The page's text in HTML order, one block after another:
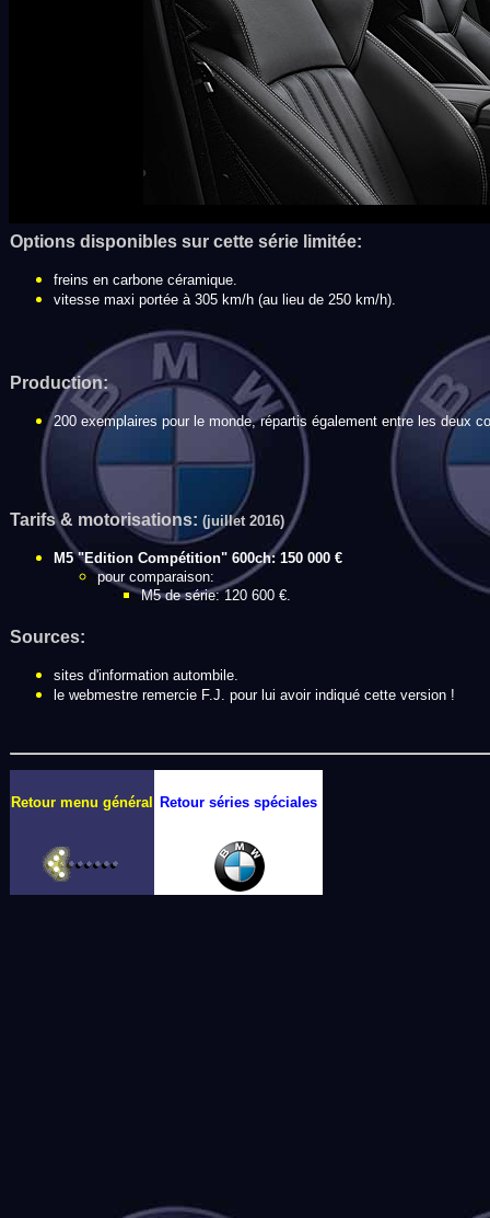
Options disponibles sur cette série limitée:
freins en carbone céramique.
vitesse maxi portée à 305 km/h (au lieu de 250 km/h).
Production:
200 exemplaires pour le monde, répartis également entre les deux
Tarifs & motorisations: (juillet 2016)
M5 "Edition Compétition" 600ch: 150 000 €
pour comparaison:
M5 de série: 120 600 €.
Sources:
sites d'information autombile.
le webmestre remercie F.J. pour lui avoir indiqué cette version !
Retour menu général Retour séries spéciales